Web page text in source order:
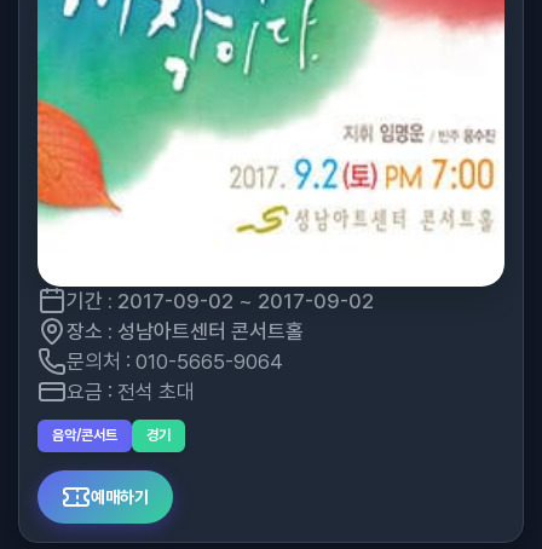
기간 : 2017-09-02 ~ 2017-09-02
장소 : 성남아트센터 콘서트홀
문의처 : 010-5665-9064
요금 : 전석 초대
음악/콘서트 경기
예매하기